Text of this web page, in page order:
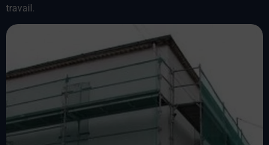
travail.